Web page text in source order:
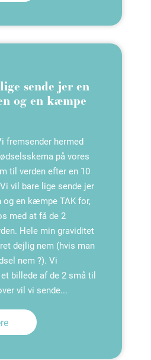
sende jer en
og en kæmpe
fremsender hermed
på vores
til verden efter en 10
vil bare lige sende jer
en kæmpe TAK for,
med at få de 2
Hele min graviditet
dejlig nem (hvis man
nem ?). Vi
billede af de 2 små til
vil vi sende...